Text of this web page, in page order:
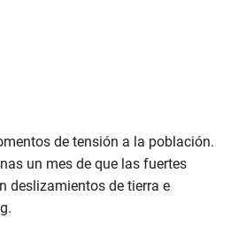
de tensión a la población.
un mes de que las fuertes
deslizamientos de tierra e